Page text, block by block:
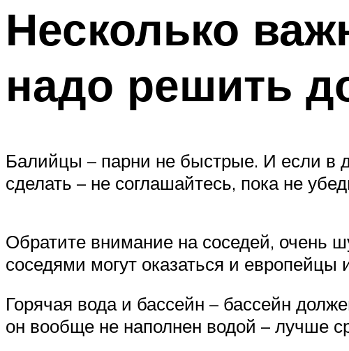
Несколько
надо решить
Балийцы – парни не быстрые. И если в
сделать – не соглашайтесь, пока не
Обратите внимание на соседей, очень
соседями могут оказаться и
Горячая вода и бассейн – бассейн
он вообще не наполнен водой – лучше